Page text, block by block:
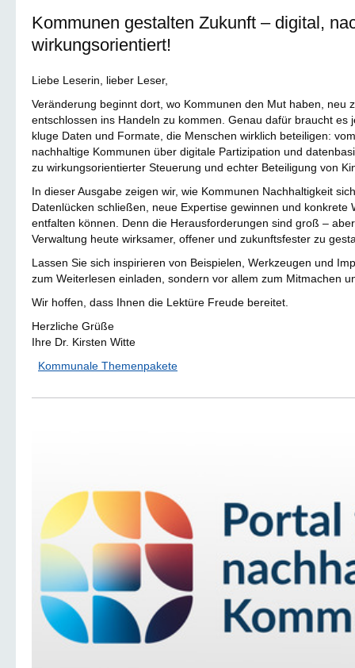
Kommunen gestalten Zukunft – digital,
wirkungsorientiert!
Liebe Leserin, lieber Leser,
Veränderung beginnt dort, wo Kommunen den Mut haben, neu
entschlossen ins Handeln zu kommen. Genau dafür braucht es
kluge Daten und Formate, die Menschen wirklich beteiligen:
nachhaltige Kommunen über digitale Partizipation und
zu wirkungsorientierter Steuerung und echter Beteiligung von
In dieser Ausgabe zeigen wir, wie Kommunen Nachhaltigkeit
Datenlücken schließen, neue Expertise gewinnen und konkrete
entfalten können. Denn die Herausforderungen sind groß –
Verwaltung heute wirksamer, offener und zukunftsfester zu
Lassen Sie sich inspirieren von Beispielen, Werkzeugen und
zum Weiterlesen einladen, sondern vor allem zum Mitmachen
Wir hoffen, dass Ihnen die Lektüre Freude bereitet.
Herzliche Grüße
Ihre Dr. Kirsten Witte
Kommunale Themenpakete